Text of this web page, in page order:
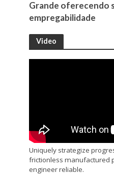
Grande oferecendo
empregabilidade
Video
Uniquely strategize
frictionless manufactured
engineer reliable.